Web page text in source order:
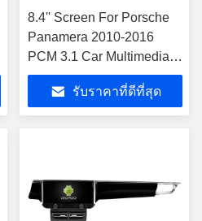
8.4'' Screen For Porsche
Panamera 2010-2016
PCM 3.1 Car Multimedia
Stereo GPS CarPlay
Player เครื่องเล่นรถยนต์
รับราคาที่ดีที่สุด